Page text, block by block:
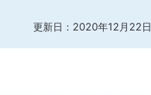
更新日：2020年12月22日